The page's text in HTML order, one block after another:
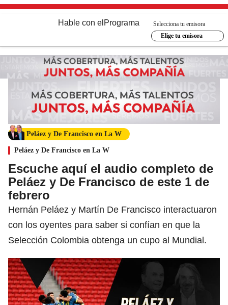
Hable con el Programa
Selecciona tu emisora
Elige tu emisora
Peláez y De Francisco en La W
Peláez y De Francisco en La W
Escuche aquí el audio completo de
Peláez y De Francisco de este 1 de
febrero
Hernán Peláez y Martín De Francisco interactuaron
con los oyentes para saber si confían en que la
Selección Colombia obtenga un cupo al Mundial.